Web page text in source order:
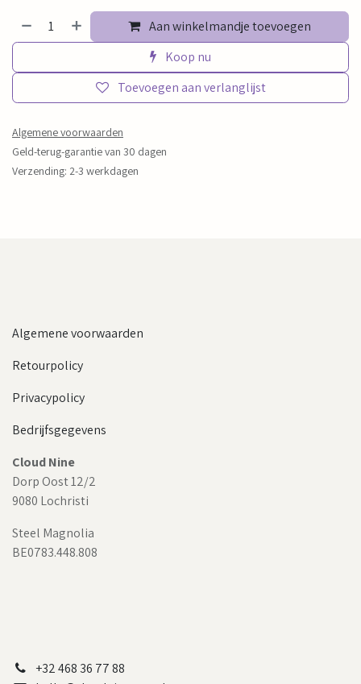
Aan winkelmandje toevoegen
Koop nu
Toevoegen aan verlanglijst
Algemene voorwaarden
Geld-terug-garantie van 30 dagen
Verzending: 2-3 werkdagen
Algemene voorwaarden
Retourpolicy
Privacypolicy
Bedrijfsgegevens
Cloud Nine
Dorp Oost 12/2
9080 Lochristi
Steel Magnolia
BE0783.448.808
+32 468 36 77 88